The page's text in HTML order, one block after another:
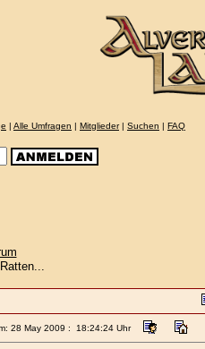
| Alle Umfragen | Mitglieder| Suchen | FAQ
28 May 2009 : 18:24:24 Uhr